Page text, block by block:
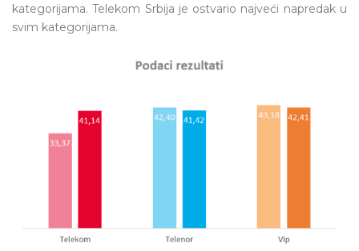
kategorijama. Telekom Srbija je ostvario najveći napredak u
svim kategorijama.